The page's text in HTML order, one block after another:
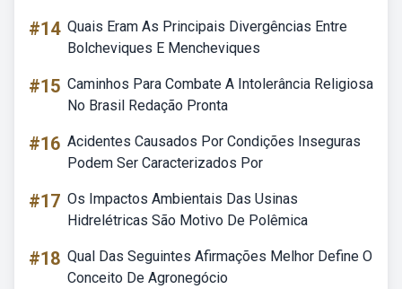
#14 Quais Eram As Principais Divergências Entre
Bolcheviques E Mencheviques
#15 Caminhos Para Combate A Intolerância Religiosa
No Brasil Redação Pronta
#16 Acidentes Causados Por Condições Inseguras
Podem Ser Caracterizados Por
#17 Os Impactos Ambientais Das Usinas
Hidrelétricas São Motivo De Polêmica
#18 Qual Das Seguintes Afirmações Melhor Define O
Conceito De Agronegócio